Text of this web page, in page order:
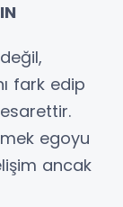
fark edip
egoyu
ancak